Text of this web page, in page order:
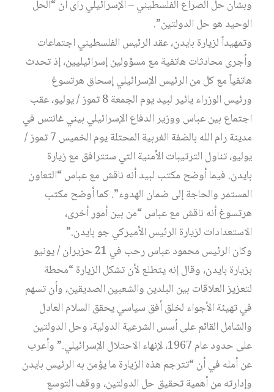
وبشأن حل الصراع الفلسطيني – الإسرائيلي رأى أن “الحل
الوحيد هو حل الدولتين”.
وتمهيداً لزيارة بايدن، عقد الرئيس الفلسطيني اجتماعات
وأجرى محادثات هاتفية مع مسؤولين إسرائيليين، إذ تحدث
هاتفياً مع كل من الرئيس الإسرائيلي إسحاق هرتسوغ
ورئيس الوزراء يائير لبيد يوم الجمعة 8 تموز / يوليو، عقب
اجتماع بين عباس ووزير الدفاع الإسرائيلي بيني غانتس في
مدينة رام الله بالضفة الغربية المحتلة يوم الخميس 7 تموز /
يوليو، تناول الترتيبات الأمنية التي ستترافق مع زيارة
بايدن. فيما أوضح مكتب لبيد أنه ناقش مع عباس “التعاون
المستمر والحاجة إلى ضمان الهدوء”. كما أوضح مكتب
هرتسوغ أنه ناقش مع عباس “من بين أمور أخرى،
الاستعدادات لزيارة الرئيس الأميركي جو بايدن.”
وكان الرئيس محمود عباس رحب في 21 حزيران / يونيو
بزيارة بايدن، وقال إنه يتطلع لأن تشكل الزيارة “محطة
لتعزيز العلاقات بين البلدين والشعبين الصديقين، وأن تسهم
في تهيئة الأجواء لخلق أفق سياسي يحقق السلام العادل
والشامل القائم على أسس الشرعية الدولية، وحل الدولتين
على حدود عام 1967، لإنهاء الاحتلال الإسرائيلي.” وأعرب
عن أمله في أن “تترجم هذه الزيارة ما يؤمن به الرئيس بايدن
وإدارته من أهمية تحقيق حل الدولتين، ووقف التوسع